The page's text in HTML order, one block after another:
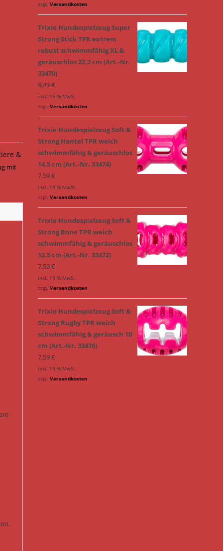
&
mit
zzgl. Versandkosten
Trixie Hundespielzeug Super
Strong Stick TPR extrem
robust schwimmfähig XL &
geräuschlos 22,2 cm (Art.-Nr.
33470)
9,49€
inkl. 19 % MwSt.
zzgl. Versandkosten
Trixie Hundespielzeug Soft &
Strong Hantel TPR weich
schwimmfähig & geräuschlos
14,5 cm (Art.-Nr. 33474)
7,59€
inkl. 19 % MwSt.
zzgl. Versandkosten
Trixie Hundespielzeug Soft &
Strong Bone TPR weich
schwimmfähig & geräuschlos
12,5 cm (Art.-Nr. 33472)
7,59€
inkl. 19 % MwSt.
zzgl. Versandkosten
Trixie Hundespielzeug Soft &
Strong Rugby TPR weich
schwimmfähig & geräusch 10
cm (Art.-Nr. 33476)
7,59€
inkl. 19 % MwSt.
zzgl. Versandkosten